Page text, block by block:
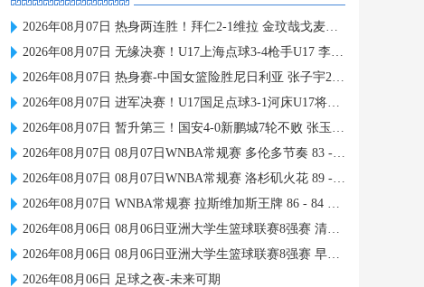
2026年08月07日 热身两连胜！拜仁2-1维拉 金玟哉戈麦斯破门迪亚斯替补建功
2026年08月07日 无缘决赛！U17上海点球3-4枪手U17 李秋甫、李文博失点王启戎扑点
2026年08月07日 热身赛-中国女篮险胜尼日利亚 张子宇24+11 杨舒予12+6
2026年08月07日 进军决赛！U17国足点球3-1河床U17将战阿森纳 江宇涵替补两扑点
2026年08月07日 暂升第三！国安4-0新鹏城7轮不败 张玉宁传射达万双响法比奥破门
2026年08月07日 08月07日WNBA常规赛 多伦多节奏 83 - 97 波特兰火焰 集锦
2026年08月07日 08月07日WNBA常规赛 洛杉矶火花 89 - 82 明尼苏达山猫 全场集锦
2026年08月07日 WNBA常规赛 拉斯维加斯王牌 86 - 84 印第安纳狂热 全场集锦
2026年08月06日 08月06日亚洲大学生篮球联赛8强赛 清华大学 85 - 81 菲律宾大学 集锦
2026年08月06日 08月06日亚洲大学生篮球联赛8强赛 早稻田大学 78 - 71 高丽大学 集锦
2026年08月06日 足球之夜-未来可期